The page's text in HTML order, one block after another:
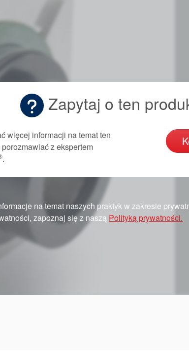
Zapytaj o ten
więcej informacji na temat ten
z ekspertem
.
na temat naszych praktyk w zakresie
zapoznaj się z naszą Polityką prywatności.